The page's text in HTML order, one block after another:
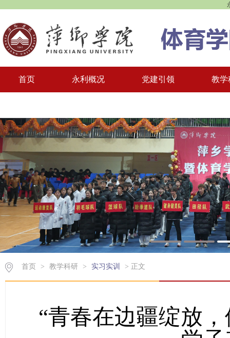
首页 永利概况 党建引领 教学
首页 > 教学科研 > 实习实训 >正文
“青春在边疆绽放
学